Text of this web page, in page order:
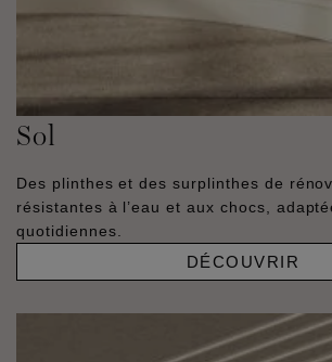
Sol
Des plinthes et des surplinthes de
résistantes à l’eau et aux chocs,
quotidiennes.
DÉCOUVRIR